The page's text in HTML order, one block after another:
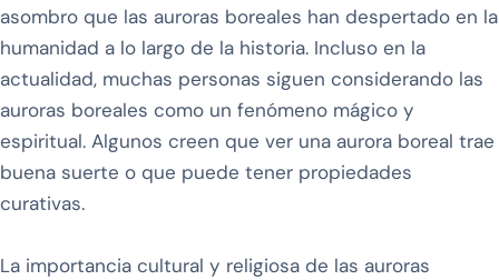
asombro que las auroras boreales han despertado en la
humanidad a lo largo de la historia. Incluso en la
actualidad, muchas personas siguen considerando las
auroras boreales como un fenómeno mágico y
espiritual. Algunos creen que ver una aurora boreal trae
buena suerte o que puede tener propiedades
curativas.
La importancia cultural y religiosa de las auroras